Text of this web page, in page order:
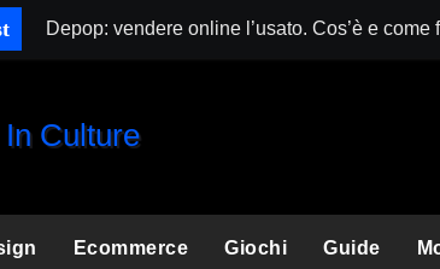
Depop: vendere online l’usato. Cos’è e come
Ecommerce Giochi Guide